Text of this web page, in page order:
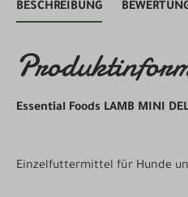
BESCHREIBUNG
Essential Foods LAMB MINI
Einzelfuttermittel für Hunde